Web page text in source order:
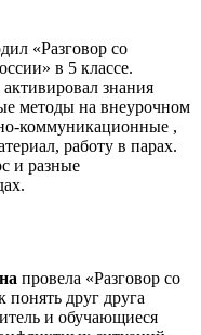
«Разговор со
в 5 классе.
знания
методы на внеурочном
коммуникационные ,
работу в парах.
и разные
провела «Разговор со
друг друга
и обучающиеся